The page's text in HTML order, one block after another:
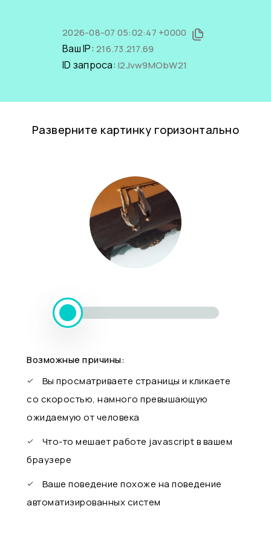
2026-08-07 05:02:47 +0000
Ваш IP: 216.73.217.69
ID запроса: l2Jvw9MObW21
Разверните картинку горизонтально
Возможные причины:
Вы просматриваете страницы и кликаете
со скоростью, намного превышающую
ожидаемую от человека
Что-то мешает работе javascript в вашем
браузере
Ваше поведение похоже на поведение
автоматизированных систем